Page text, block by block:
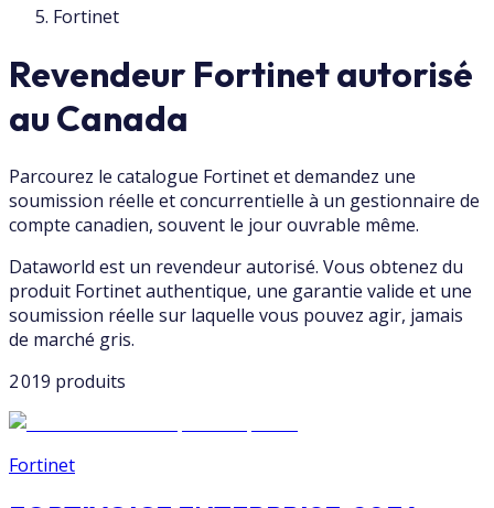
Fortinet
Revendeur Fortinet autorisé
au Canada
Parcourez le catalogue Fortinet et demandez une
soumission réelle et concurrentielle à un gestionnaire de
compte canadien, souvent le jour ouvrable même.
Dataworld est un revendeur autorisé. Vous obtenez du
produit Fortinet authentique, une garantie valide et une
soumission réelle sur laquelle vous pouvez agir, jamais
de marché gris.
2 019 produits
Fortinet